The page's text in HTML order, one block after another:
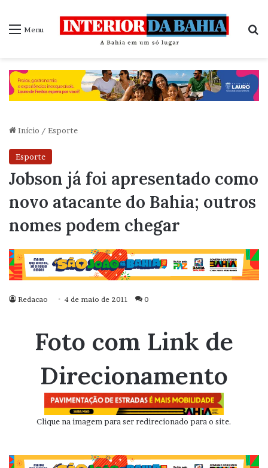
Menu
Início / Esporte
Esporte
Jobson já foi apresentado como
novo atacante do Bahia; outros
nomes podem chegar
Redacao 4 de maio de 2011 0
Foto com Link de
Direcionamento
Clique na imagem para ser redirecionado para o site.